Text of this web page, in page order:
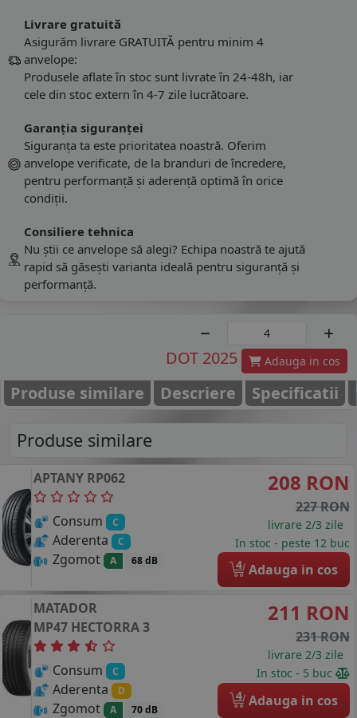
Livrare gratuită
Asigurăm livrare GRATUITĂ pentru minim 4
anvelope:
Produsele aflate în stoc sunt livrate în 24-48h, iar
cele din stoc extern în 4-7 zile lucrătoare.
Garanția siguranței
Siguranța ta este prioritatea noastră. Oferim
anvelope verificate, de la branduri de încredere,
pentru performanță și aderență optimă în orice
condiții.
Consiliere tehnica
Nu știi ce anvelope să alegi? Echipa noastră te ajută
rapid să găsești varianta ideală pentru siguranță și
performanță.
DOT 2025 Adauga in cos
Produse similare Descriere Specificatii
Produse similare
APTANY RP062
Consum C
Aderenta C
Zgomot A 68 dB
208 RON
227 RON
livrare 2/3 zile
In stoc - peste 12 buc
4 Adauga in cos
MATADOR
MP47 HECTORRA 3
Consum C
Aderenta D
Zgomot A 70 dB
211 RON
231 RON
livrare 2/3 zile
In stoc - 5 buc
4 Adauga in cos